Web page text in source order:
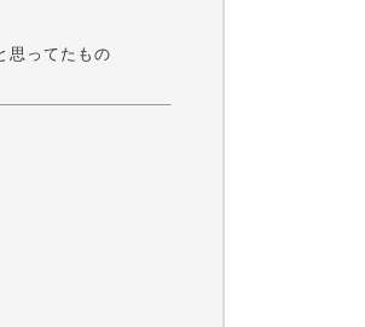
思ってたもの